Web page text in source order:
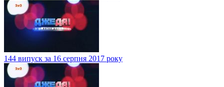
144 випуск за 16 серпня 2017 року